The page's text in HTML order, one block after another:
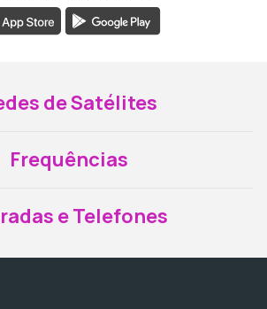
de Satélites
Frequências
e Telefones